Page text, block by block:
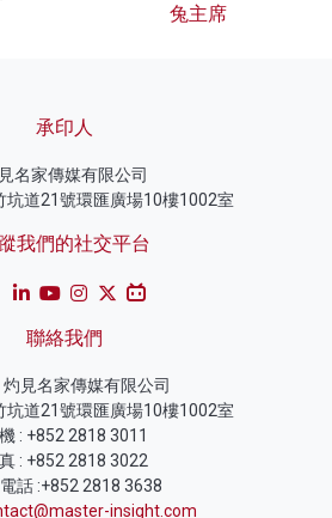
兔主席
承印人
名家傳媒有限公司
坑道21號環匯廣場10樓1002室
我們的社交平台
聯絡我們
灼見名家傳媒有限公司
坑道21號環匯廣場10樓1002室
: +852 2818 3011
: +852 2818 3022
話 :+852 2818 3638
insight.com